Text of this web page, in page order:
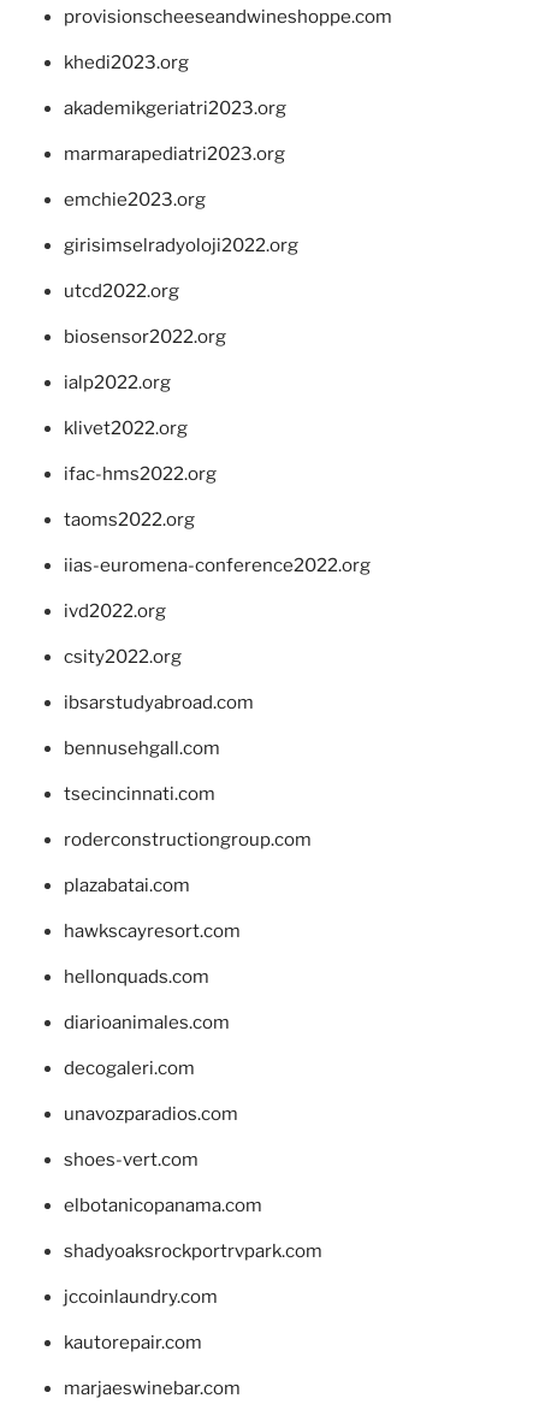
provisionscheeseandwineshoppe.com
khedi2023.org
akademikgeriatri2023.org
marmarapediatri2023.org
emchie2023.org
girisimselradyoloji2022.org
utcd2022.org
biosensor2022.org
ialp2022.org
klivet2022.org
ifac-hms2022.org
taoms2022.org
iias-euromena-conference2022.org
ivd2022.org
csity2022.org
ibsarstudyabroad.com
bennusehgall.com
tsecincinnati.com
roderconstructiongroup.com
plazabatai.com
hawkscayresort.com
hellonquads.com
diarioanimales.com
decogaleri.com
unavozparadios.com
shoes-vert.com
elbotanicopanama.com
shadyoaksrockportrvpark.com
jccoinlaundry.com
kautorepair.com
marjaeswinebar.com